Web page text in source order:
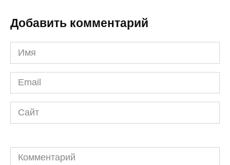
Добавить комментарий
Имя
*
Email
*
Сайт
Комментарий